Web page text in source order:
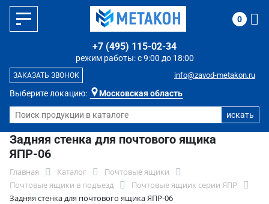
Выберите локацию: Московская область
режим работы: с 9:00 до 18:00
+7 (495) 115-02-34
info@zavod-metakon.ru
ЗАКАЗАТЬ ЗВОНОК
0
Задняя стенка для почтового ящика
ЯПР-06
Главная Каталог
Почтовые ящики
Почтовые ящики в подъезд
Почтовые ящиик серии ЯПР
Задняя стенка для почтового ящика ЯПР-06